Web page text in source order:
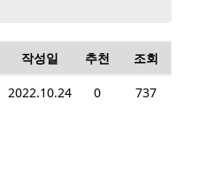
작성일 추천 조회
2022.10.24 0 737